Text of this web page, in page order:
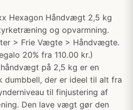
Hexagon Håndvægt 2,5 kg
og opvarmning.
> Frie Vægte > Håndvægte.
20% fra 110.00 kr.)
på 2,5 kg er en
der er ideel til alt fra
til finjustering af
Den lave vægt gør den